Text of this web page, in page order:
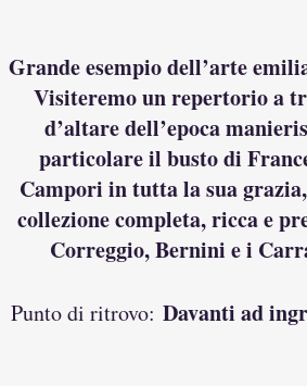
Grande esempio dell’arte
Visiteremo un repertorio a
d’altare dell’epoca
particolare il busto di
Campori in tutta la sua
collezione completa, ricca e
Correggio, Bernini e i
Punto di ritrovo: Davanti ad